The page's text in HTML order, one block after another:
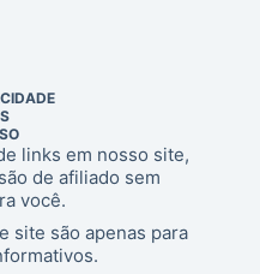
links em nosso site,
de afiliado sem
você.
site são apenas para